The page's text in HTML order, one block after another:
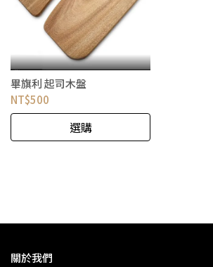
畢旗利 起司木盤
NT$500
選購
關於我們